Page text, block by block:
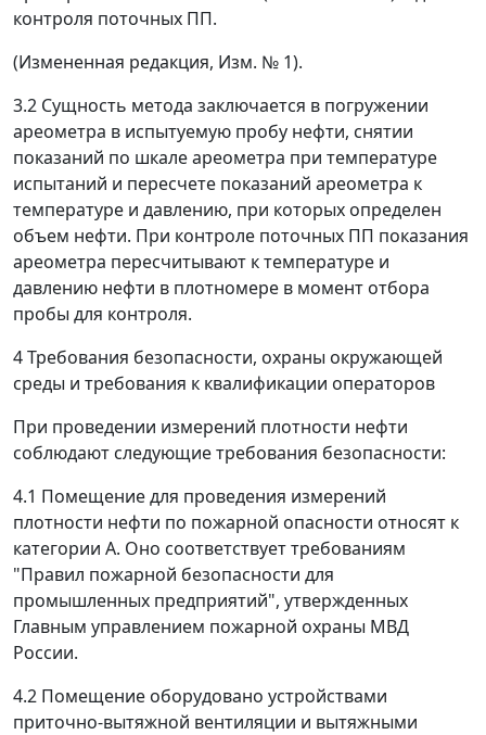
контроля поточных ПП.
(Измененная редакция, Изм. № 1).
3.2 Сущность метода заключается в погружении
ареометра в испытуемую пробу нефти, снятии
показаний по шкале ареометра при температуре
испытаний и пересчете показаний ареометра к
температуре и давлению, при которых определен
объем нефти. При контроле поточных ПП показания
ареометра пересчитывают к температуре и
давлению нефти в плотномере в момент отбора
пробы для контроля.
4 Требования безопасности, охраны окружающей
среды и требования к квалификации операторов
При проведении измерений плотности нефти
соблюдают следующие требования безопасности:
4.1 Помещение для проведения измерений
плотности нефти по пожарной опасности относят к
категории А. Оно соответствует требованиям
"Правил пожарной безопасности для
промышленных предприятий", утвержденных
Главным управлением пожарной охраны МВД
России.
4.2 Помещение оборудовано устройствами
приточно-вытяжной вентиляции и вытяжными